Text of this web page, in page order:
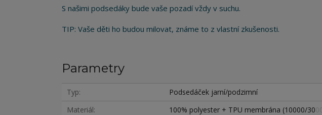
S našimi podsedáky bude vaše pozadí vždy v suchu.
TIP: Vaše děti ho budou milovat, známe to z vlastní zkušenosti.
Parametry
Typ
Podsedáček jarní/podzimní
Materiál
100% polyester + TPU membrána (10000/3000)